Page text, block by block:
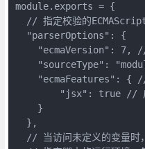
module.exports = {
// 指定校验的
  "parserOptions": {
"ecmaVersion": 7,
"sourceType":
"ecmaFeatures": {
"jsx": true //
    }
  },
// 当访问未定义的变量